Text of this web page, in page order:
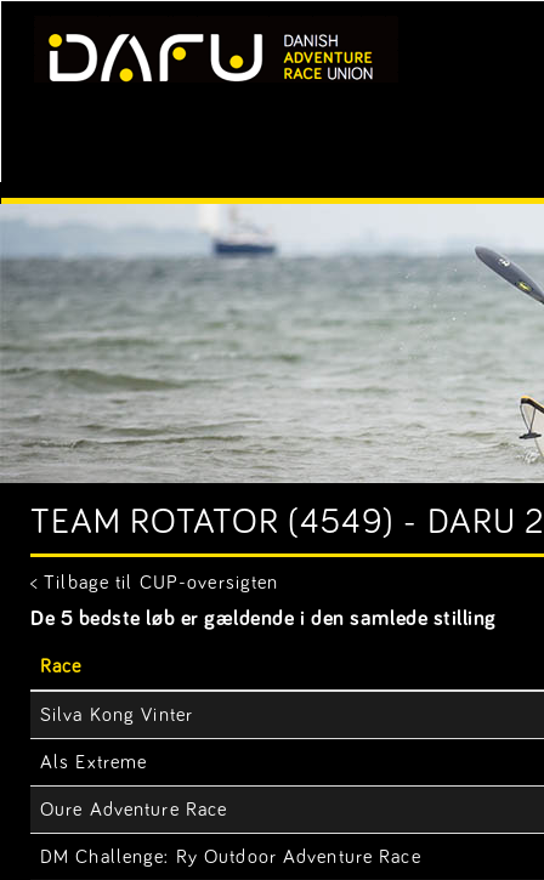
TEAM ROTATOR (4549) - DARU
< Tilbage til CUP-oversigten
De 5 bedste løb er gældende i den samlede stilling
Race
Silva Kong Vinter
Als Extreme
Oure Adventure Race
DM Challenge: Ry Outdoor Adventure Race